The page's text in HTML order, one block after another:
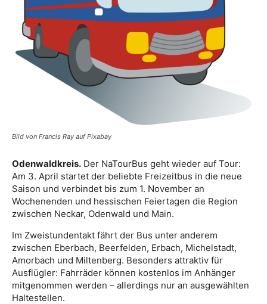
Bild von Francis Ray auf Pixabay
Odenwaldkreis. Der NaTourBus geht wieder auf Tour:
Am 3. April startet der beliebte Freizeitbus in die neue
Saison und verbindet bis zum 1. November an
Wochenenden und hessischen Feiertagen die Region
zwischen Neckar, Odenwald und Main.
Im Zweistundentakt fährt der Bus unter anderem
zwischen Eberbach, Beerfelden, Erbach, Michelstadt,
Amorbach und Miltenberg. Besonders attraktiv für
Ausflügler: Fahrräder können kostenlos im Anhänger
mitgenommen werden – allerdings nur an ausgewählten
Haltestellen.